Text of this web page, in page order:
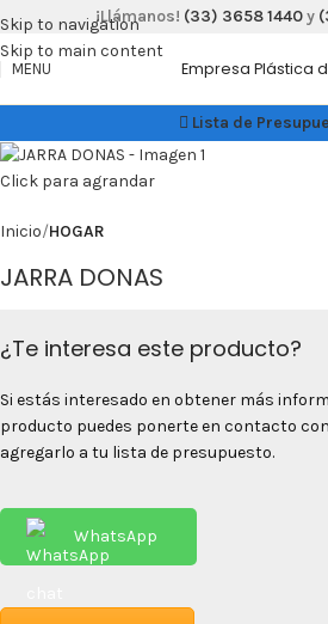
Skip to navigation
Skip to main content
¡Llámanos! (33) 3658 1440y
MENU Empresa Plástica
Lista de
Click para agrandar
Inicio HOGAR
JARRA DONAS
¿Te interesa este producto?
Si estás interesado en obtener más
producto puedes ponerte en contacto
agregarlo a tu lista de presupuesto.
WhatsApp